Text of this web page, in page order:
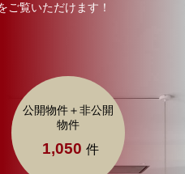
ご覧いただけます！
公開物件＋非公開
物件
1,050 件